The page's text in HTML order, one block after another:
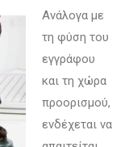
Ανάλογα με
τη φύση του
εγγράφου
και τη χώρα
προορισμού,
ενδέχεται να